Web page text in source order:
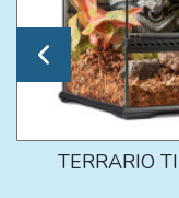
TERRARIO